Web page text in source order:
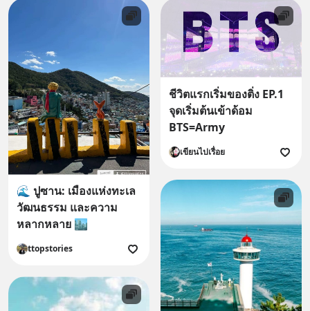
🌊 ปูซาน: เมืองแห่งทะเล
วัฒนธรรม และความ
หลากหลาย 🏙️
ttopstories
ชีวิตแรกเริ่มของติ่ง EP.1
จุดเริ่มต้นเข้าด้อม
BTS=Army
เขียนไปเรื่อย